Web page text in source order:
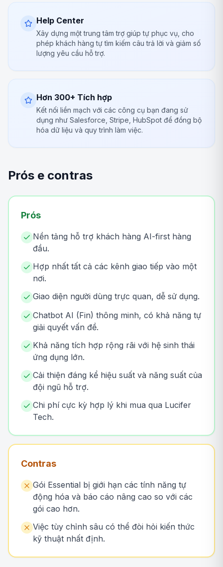
Help Center
Xây dựng một trung tâm trợ giúp tự phục vụ, cho
phép khách hàng tự tìm kiếm câu trả lời và giảm số
lượng yêu cầu hỗ trợ.
Hơn 300+ Tích hợp
Kết nối liền mạch với các công cụ bạn đang sử
dụng như Salesforce, Stripe, HubSpot để đồng bộ
hóa dữ liệu và quy trình làm việc.
Prós e contras
Prós
Nền tảng hỗ trợ khách hàng AI-first hàng
đầu.
Hợp nhất tất cả các kênh giao tiếp vào một
nơi.
Giao diện người dùng trực quan, dễ sử dụng.
Chatbot AI (Fin) thông minh, có khả năng tự
giải quyết vấn đề.
Khả năng tích hợp rộng rãi với hệ sinh thái
ứng dụng lớn.
Cải thiện đáng kể hiệu suất và năng suất của
đội ngũ hỗ trợ.
Chi phí cực kỳ hợp lý khi mua qua Lucifer
Tech.
Contras
Gói Essential bị giới hạn các tính năng tự
động hóa và báo cáo nâng cao so với các
gói cao hơn.
Việc tùy chỉnh sâu có thể đòi hỏi kiến thức
kỹ thuật nhất định.